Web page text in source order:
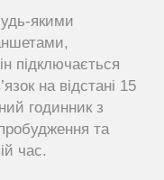
якими
підключається
на відстані 15
годинник з
та
час.